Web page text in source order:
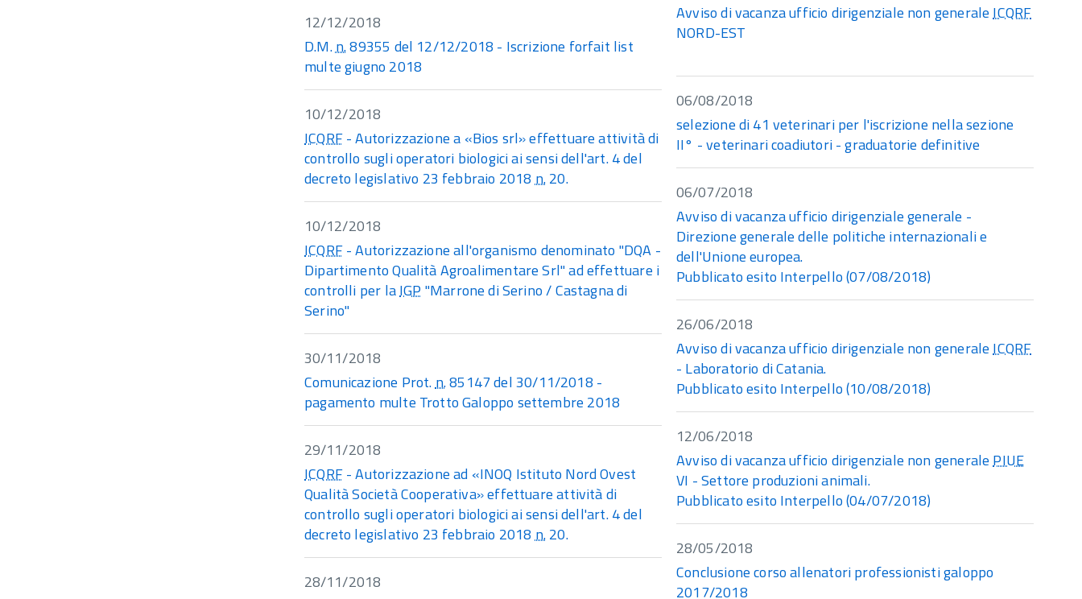
12/12/2018
D.M.n.89355 del 12/12/2018 - Iscrizione forfait list
multe giugno 2018
10/12/2018
ICQRF- Autorizzazione a «Bios srl» effettuare attività di
controllo sugli operatori biologici ai sensi dell'art. 4 del
decreto legislativo 23 febbraio 2018n.20.
10/12/2018
ICQRF- Autorizzazione all'organismo denominato "DQA -
Dipartimento Qualità Agroalimentare Srl" ad effettuare i
controlli per laIGP "Marrone di Serino / Castagna di
Serino"
30/11/2018
Comunicazione Prot.n.85147 del 30/11/2018 -
pagamento multe Trotto Galoppo settembre 2018
29/11/2018
ICQRF- Autorizzazione ad «INOQ Istituto Nord Ovest
Qualità Società Cooperativa» effettuare attività di
controllo sugli operatori biologici ai sensi dell'art. 4 del
decreto legislativo 23 febbraio 2018n.20.
28/11/2018
Avviso di vacanza ufficio dirigenziale non generaleICQRF
NORD-EST
06/08/2018
selezione di 41 veterinari per l'iscrizione nella sezione
II° - veterinari coadiutori - graduatorie definitive
06/07/2018
Avviso di vacanza ufficio dirigenziale generale -
Direzione generale delle politiche internazionali e
dell'Unione europea.
Pubblicato esito Interpello (07/08/2018)
26/06/2018
Avviso di vacanza ufficio dirigenziale non generaleICQRF
- Laboratorio di Catania.
Pubblicato esito Interpello (10/08/2018)
12/06/2018
Avviso di vacanza ufficio dirigenziale non generalePIUE
VI - Settore produzioni animali.
Pubblicato esito Interpello (04/07/2018)
28/05/2018
Conclusione corso allenatori professionisti galoppo
2017/2018